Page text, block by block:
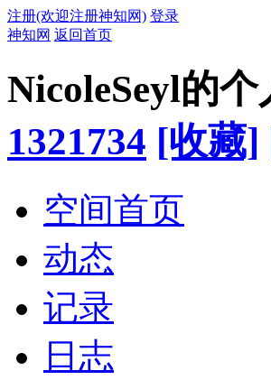
注册(欢迎注册神知网) 登录
神知网 返回首页
NicoleSeyl的个
1321734 [收藏]
空间首页
动态
记录
日志